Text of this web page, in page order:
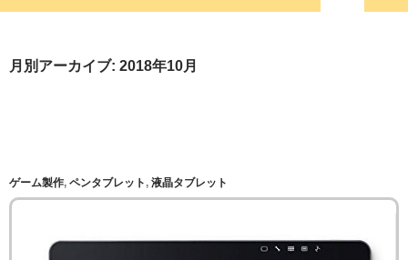
月別アーカイブ: 2018年10月
ゲーム製作, ペンタブレット , 液晶タブレット